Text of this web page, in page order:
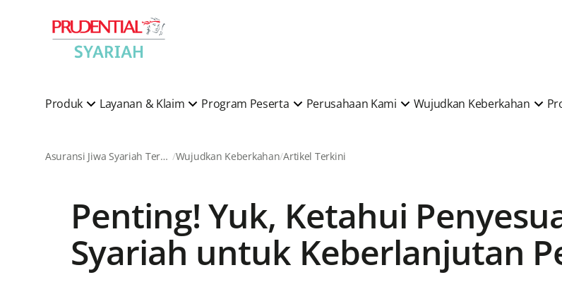
Produk Layanan & Klaim Program Peserta Perusahaan Kami Wujudkan Keberkahan
Asuransi Jiwa Syariah Terkemuka di Indonesia Wujudkan Keberkahan Artikel Terkini
Penting! Yuk, Ketahui
Syariah untuk Keberlanjutan